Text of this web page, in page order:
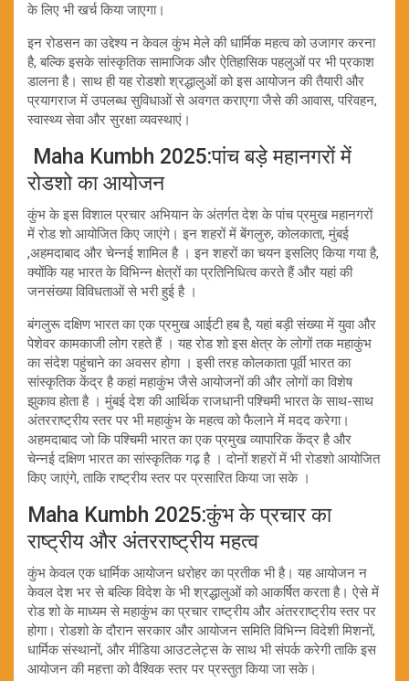
के लिए भी खर्च किया जाएगा।
इन रोडसन का उद्देश्य न केवल कुंभ मेले की धार्मिक महत्व को उजागर करना
है, बल्कि इसके सांस्कृतिक सामाजिक और ऐतिहासिक पहलुओं पर भी प्रकाश
डालना है। साथ ही यह रोडशो श्रद्धालुओं को इस आयोजन की तैयारी और
प्रयागराज में उपलब्ध सुविधाओं से अवगत कराएगा जैसे की आवास, परिवहन,
स्वास्थ्य सेवा और सुरक्षा व्यवस्थाएं।
Maha Kumbh 2025:पांच बड़े महानगरों में
रोडशो का आयोजन
कुंभ के इस विशाल प्रचार अभियान के अंतर्गत देश के पांच प्रमुख महानगरों
में रोड शो आयोजित किए जाएंगे। इन शहरों में बेंगलुरु, कोलकाता, मुंबई
,अहमदाबाद और चेन्नई शामिल है । इन शहरों का चयन इसलिए किया गया है,
क्योंकि यह भारत के विभिन्न क्षेत्रों का प्रतिनिधित्व करते हैं और यहां की
जनसंख्या विविधताओं से भरी हुई है ।
बंगलुरू दक्षिण भारत का एक प्रमुख आईटी हब है, यहां बड़ी संख्या में युवा और
पेशेवर कामकाजी लोग रहते हैं । यह रोड शो इस क्षेत्र के लोगों तक महाकुंभ
का संदेश पहुंचाने का अवसर होगा । इसी तरह कोलकाता पूर्वी भारत का
सांस्कृतिक केंद्र है कहां महाकुंभ जैसे आयोजनों की और लोगों का विशेष
झुकाव होता है । मुंबई देश की आर्थिक राजधानी पश्चिमी भारत के साथ-साथ
अंतरराष्ट्रीय स्तर पर भी महाकुंभ के महत्व को फैलाने में मदद करेगा।
अहमदाबाद जो कि पश्चिमी भारत का एक प्रमुख व्यापारिक केंद्र है और
चेन्नई दक्षिण भारत का सांस्कृतिक गढ़ है । दोनों शहरों में भी रोडशो आयोजित
किए जाएंगे, ताकि राष्ट्रीय स्तर पर प्रसारित किया जा सके ।
Maha Kumbh 2025:कुंभ के प्रचार का
राष्ट्रीय और अंतरराष्ट्रीय महत्व
कुंभ केवल एक धार्मिक आयोजन धरोहर का प्रतीक भी है। यह आयोजन न
केवल देश भर से बल्कि विदेश के भी श्रद्धालुओं को आकर्षित करता है। ऐसे में
रोड शो के माध्यम से महाकुंभ का प्रचार राष्ट्रीय और अंतरराष्ट्रीय स्तर पर
होगा। रोडशो के दौरान सरकार और आयोजन समिति विभिन्न विदेशी मिशनों,
धार्मिक संस्थानों, और मीडिया आउटलेट्स के साथ भी संपर्क करेगी ताकि इस
आयोजन की महत्ता को वैश्विक स्तर पर प्रस्तुत किया जा सके।